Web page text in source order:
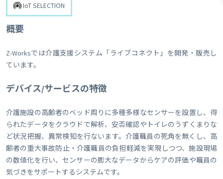
IoT SELECTION
概要
Z-Worksでは介護支援システム「ライブコネクト」を開発・販売し
ています。
デバイス/サービスの特徴
介護施設の高齢者のベッド周りに多種多様なセンサーを設置し、得
られたデータをクラウドで解析、安否確認やトイレのうずくまりな
ど状況把握、異常検知を行ないます。介護職員の死角を無くし、高
齢者の重大事故防止・介護職員の負担軽減を実現しつつ、施設現場
の数値化を行い、センサーの膨大なデータからケアの評価や職員の
気づきをサポートするシステムです。